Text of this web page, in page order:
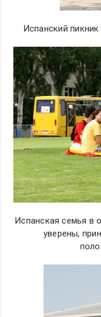
Испанский
Испанская семья в
уверены,